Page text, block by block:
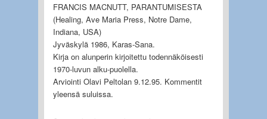
FRANCIS MACNUTT, PARANTUMISESTA
(Healing, Ave Maria Press, Notre Dame,
Indiana, USA)
Jyväskylä 1986, Karas-Sana.
Kirja on alunperin kirjoitettu todennäköisesti
1970-luvun alku-puolella.
Arviointi Olavi Peltolan 9.12.95. Kommentit
yleensä suluissa.